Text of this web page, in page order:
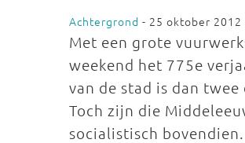
Achtergrond - 25 oktober 2012
Met een grote
weekend het 775e
van de stad is dan
Toch zijn die
socialistisch bovendien.